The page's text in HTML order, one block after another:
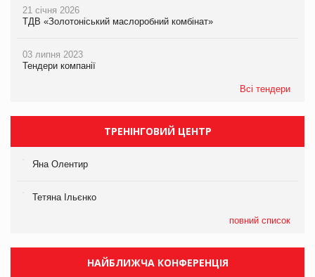
21 січня 2026
ТДВ «Золотоніський маслоробний комбінат»
03 липня 2023
Тендери компанії
Всі тендери
ТРЕНІНГОВИЙ ЦЕНТР
Яна Олентир
Тетяна Ільєнко
повний список
НАЙБЛИЖЧА КОНФЕРЕНЦІЯ